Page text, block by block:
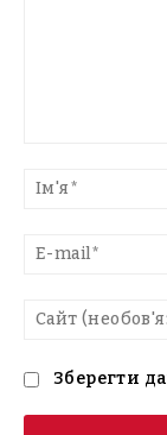
текст
Зберегти